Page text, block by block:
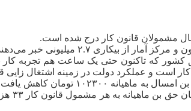
مشمولان قانون کار درج شده است.
کار است و عملکرد دولت در زمینه اشتغال زایی
حال